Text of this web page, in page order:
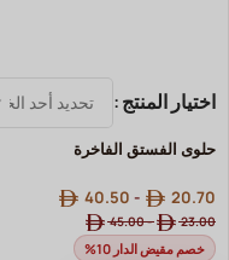
اختيار المنتج
حلوى الفستق الفاخرة
23.00
-
45.00
20.70
-
40.50
خصم مقيض الدار 10%